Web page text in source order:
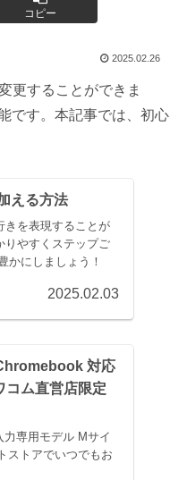
コピー
2025.02.26
更することができま
です。本記事では、初心
える方法
きを表現することが
りやすくステップご
かにしましょう！
2025.02.03
対応
コム直営店限定
専用モデル Mサイ
ストアでいつでもお